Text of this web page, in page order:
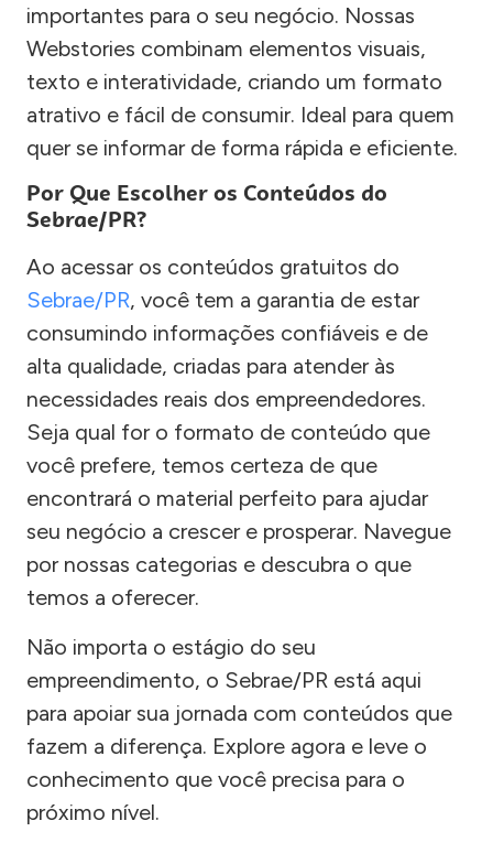
importantes para o seu negócio. Nossas
Webstories combinam elementos visuais,
texto e interatividade, criando um formato
atrativo e fácil de consumir. Ideal para quem
quer se informar de forma rápida e eficiente.
Por Que Escolher os Conteúdos do
Sebrae/PR?
Ao acessar os conteúdos gratuitos do
Sebrae/PR, você tem a garantia de estar
consumindo informações confiáveis e de
alta qualidade, criadas para atender às
necessidades reais dos empreendedores.
Seja qual for o formato de conteúdo que
você prefere, temos certeza de que
encontrará o material perfeito para ajudar
seu negócio a crescer e prosperar. Navegue
por nossas categorias e descubra o que
temos a oferecer.
Não importa o estágio do seu
empreendimento, o Sebrae/PR está aqui
para apoiar sua jornada com conteúdos que
fazem a diferença. Explore agora e leve o
conhecimento que você precisa para o
próximo nível.